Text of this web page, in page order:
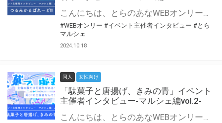
こんにちは、とらのあなWEBオンリー運営スタッフです。 新たにお届けする、イベント主催者インタビュー-マルシェ編-は、 とらのあなWEBオンリー「マルシェ」をご利用した主催様に 「マルシェ」を使って開催した感想や心がけをお聞きする企画です。 今回は、WEBオンリー初開催「つるみかるぱれーど
#WEBオンリー #イベント主催者インタビュー #とら
マルシェ
2024.10.18
同人 女性向け
「駄菓子と唐揚げ、きみの青」イベント
主催者インタビュー-マルシェ編vol.2-
こんにちは、とらのあなWEBオンリー運営スタッフです。 新たにお届けする、イベント主催者インタビュー-マルシェ編-は、 とらのあなWEBオンリー「マルシェ」をご利用の主催様に 「マルシェ」を使ってイベントを開催した感想や心がけをお聞きする企画です。 今回は、WEBオンリー初開催「駄菓子と唐揚げ、きみの青」より、 主催のぎこ六屋様にお話を伺いました。 協力：ぎこ六屋様／イベント公式Twitter（@krkgwks） とらのあなWEBオンリー「マルシェ」とは？ WEBオンリーでリアルタイムでコミュニケーションがとれるオンライン会場です。